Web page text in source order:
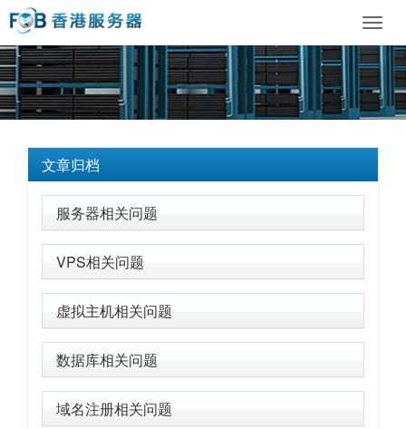
文章归档
服务器相关问题
VPS相关问题
虚拟主机相关问题
数据库相关问题
域名注册相关问题